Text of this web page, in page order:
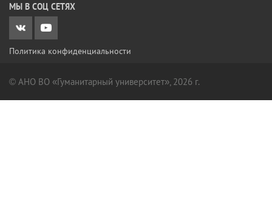
МЫ В СОЦ СЕТЯХ
Политика конфиденциальности
© АНО ВО «Гуманитарный университет», 2026 г.